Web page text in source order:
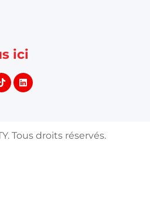
ici
Tous droits réservés.